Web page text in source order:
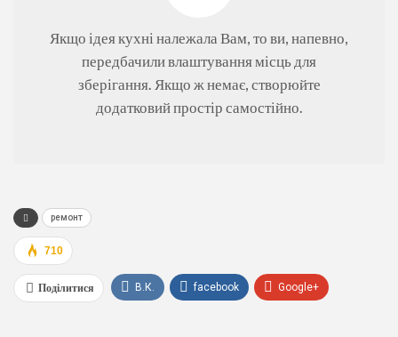
Якщо ідея кухні належала Вам, то ви, напевно,
передбачили влаштування місць для
зберігання. Якщо ж немає, створюйте
додатковий простір самостійно.
ремонт
710
Поділитися В.К. facebook Google+